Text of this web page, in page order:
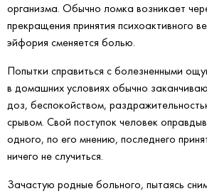
организма. Обычно ломка возникает
прекращения принятия психоактивного
эйфория сменяется болью.
Попытки справиться с болезненными
в домашних условиях обычно
доз, беспокойством,
срывом. Свой поступок человек
одного, по его мнению, последнего
ничего не случиться.
Зачастую родные больного, пытаясь